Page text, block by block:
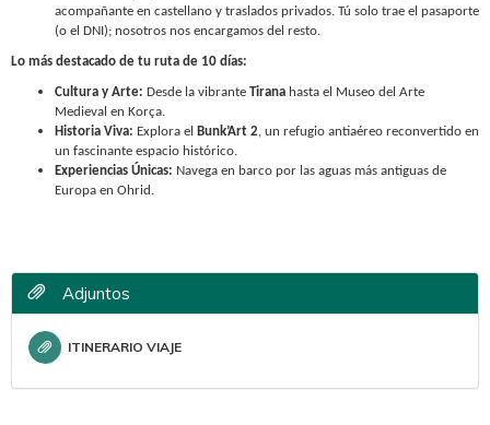
acompañante en castellano y traslados privados. Tú solo trae el pasaporte
(o el DNI); nosotros nos encargamos del resto.
Lo más destacado de tu ruta de 10 días:
Cultura y Arte: Desde la vibrante Tirana hasta el Museo del Arte
Medieval en Korça.
Historia Viva: Explora el Bunk’Art 2, un refugio antiaéreo reconvertido en
un fascinante espacio histórico.
Experiencias Únicas: Navega en barco por las aguas más antiguas de
Europa en Ohrid.
Adjuntos
ITINERARIO VIAJE